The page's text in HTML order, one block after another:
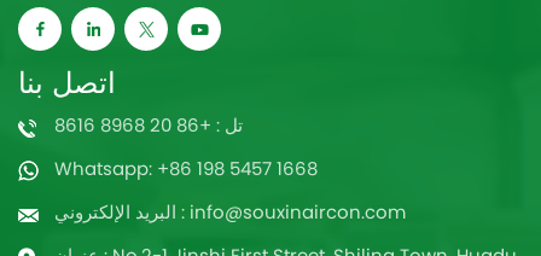
اتصل بنا
تل : +86 20 8968 8616
Whatsapp: +86 198 5457 1668
البريد الإلكتروني : info@souxinaircon.com